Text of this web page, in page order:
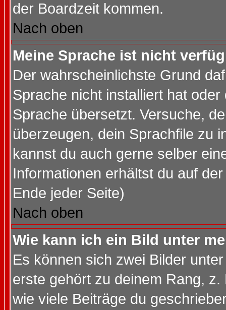
der Boardzeit kommen.
Nach oben
Meine Sprache ist nicht
Der wahrscheinlichste Grund
Sprache nicht installiert hat
Sprache übersetzt. Versuche,
überzeugen, dein Sprachfile zu
kannst du auch gerne selber
Informationen erhältst du auf
Ende jeder Seite)
Nach oben
Wie kann ich ein Bild unter
Es können sich zwei Bilder
erste gehört zu deinem Rang,
wie viele Beiträge du